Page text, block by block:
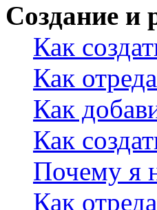
Создание и
Как
Как
Как
Как
Почему я
Как